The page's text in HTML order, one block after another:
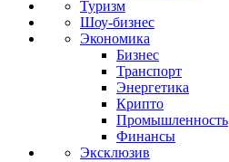
Туризм
Шоу-бизнес
Экономика
Бизнес
Транспорт
Энергетика
Крипто
Промышленность
Финансы
Эксклюзив